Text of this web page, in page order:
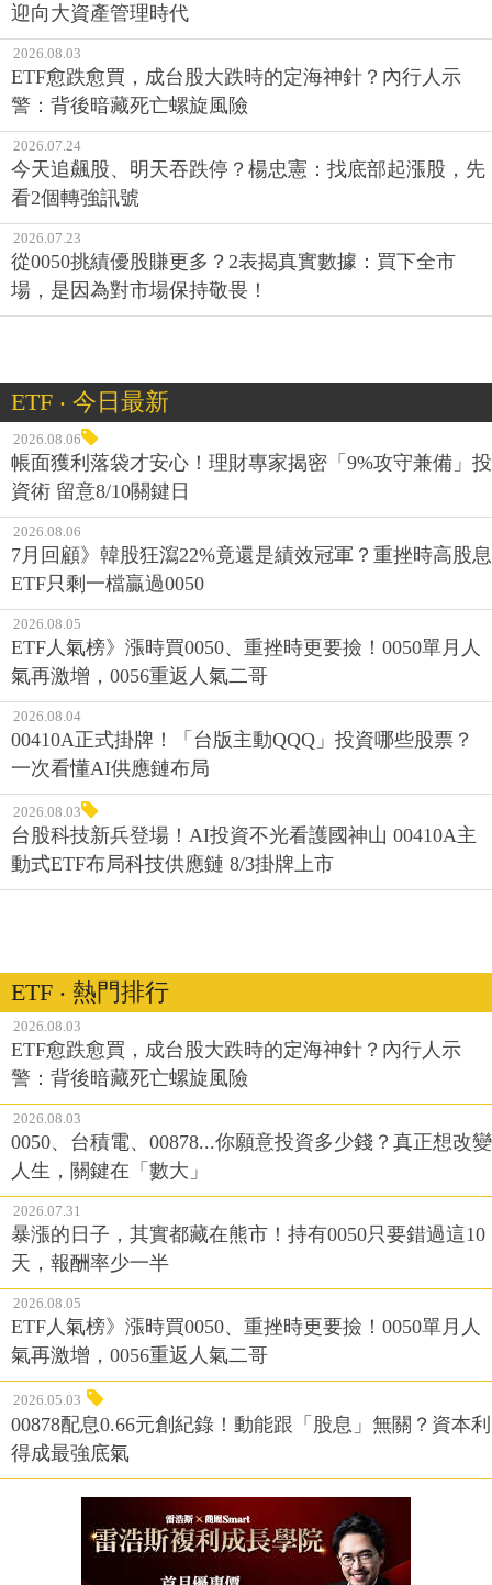
迎向大資產管理時代
2026.08.03
ETF愈跌愈買，成台股大跌時的定海神針？內行人示
警：背後暗藏死亡螺旋風險
2026.07.24
今天追飆股、明天吞跌停？楊忠憲：找底部起漲股，先
看2個轉強訊號
2026.07.23
從0050挑績優股賺更多？2表揭真實數據：買下全市
場，是因為對市場保持敬畏！
ETF ‧ 今日最新
2026.08.06
帳面獲利落袋才安心！理財專家揭密「9%攻守兼備」投
資術 留意8/10關鍵日
2026.08.06
7月回顧》韓股狂瀉22%竟還是績效冠軍？重挫時高股息
ETF只剩一檔贏過0050
2026.08.05
ETF人氣榜》漲時買0050、重挫時更要撿！0050單月人
氣再激增，0056重返人氣二哥
2026.08.04
00410A正式掛牌！「台版主動QQQ」投資哪些股票？
一次看懂AI供應鏈布局
2026.08.03
台股科技新兵登場！AI投資不光看護國神山 00410A主
動式ETF布局科技供應鏈 8/3掛牌上市
ETF ‧ 熱門排行
2026.08.03
ETF愈跌愈買，成台股大跌時的定海神針？內行人示
警：背後暗藏死亡螺旋風險
2026.08.03
0050、台積電、00878...你願意投資多少錢？真正想改變
人生，關鍵在「數大」
2026.07.31
暴漲的日子，其實都藏在熊市！持有0050只要錯過這10
天，報酬率少一半
2026.08.05
ETF人氣榜》漲時買0050、重挫時更要撿！0050單月人
氣再激增，0056重返人氣二哥
2026.05.03
00878配息0.66元創紀錄！動能跟「股息」無關？資本利
得成最強底氣